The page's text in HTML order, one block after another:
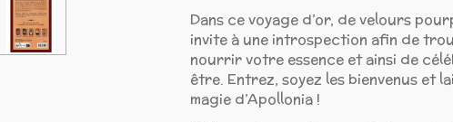
Dans ce voyage d’or, de velours
invite à une introspection afin de
nourrir votre essence et ainsi de
être. Entrez, soyez les bienvenus et
magie d’Apollonia !